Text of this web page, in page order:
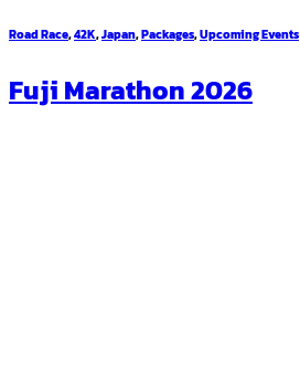
Road Race,42K,Japan,Packages,Upcoming Events
Fuji Marathon 2026